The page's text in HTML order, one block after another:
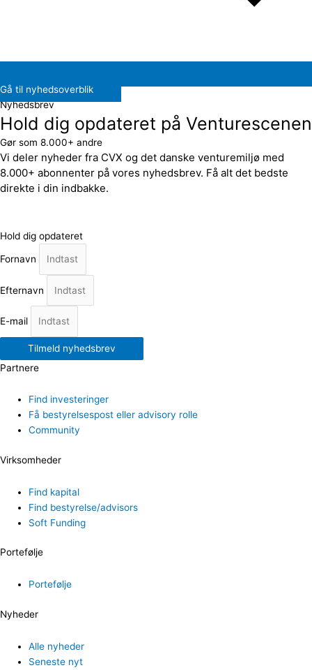
Gå til nyhedsoverblik
Nyhedsbrev
Hold dig opdateret på Venturescenen
Gør som 8.000+ andre
Vi deler nyheder fra CVX og det danske venturemiljø med
8.000+ abonnenter på vores nyhedsbrev. Få alt det bedste
direkte i din indbakke.
Hold dig opdateret
Fornavn
Efternavn
E-mail
Tilmeld nyhedsbrev
Partnere
Find investeringer
Få bestyrelsespost eller advisory rolle
Community
Virksomheder
Find kapital
Find bestyrelse/advisors
Soft Funding
Portefølje
Portefølje
Nyheder
Alle nyheder
Seneste nyt